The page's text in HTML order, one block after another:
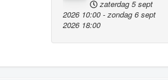
zaterdag 5 sept
2026 10:00 - zondag 6 sept
2026 18:00